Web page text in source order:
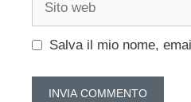
Salva il mio nome,